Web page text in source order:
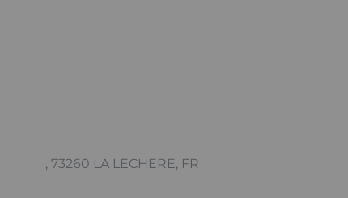
, 73260 LA LECHERE, FR